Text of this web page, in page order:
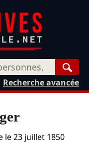
Recherche avancée
le23 juillet 1850